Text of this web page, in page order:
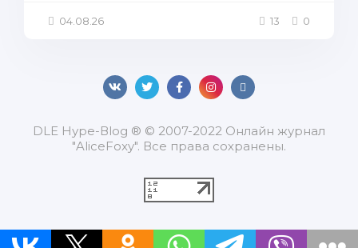
04.08.26 13 0
DLЕ Нуре-Вlоg ® © 2007-2022 Онлайн журнал
"AliceFoxy". Все права сохранены.